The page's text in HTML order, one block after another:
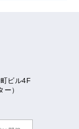
ビル4F
ー）